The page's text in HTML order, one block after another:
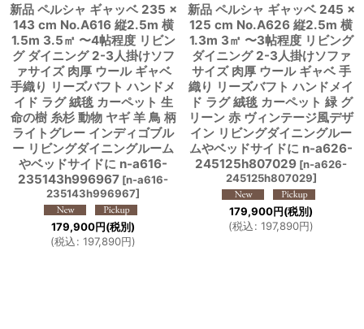
新品 ペルシャ ギャッベ 235 ×
143 cm No.A616 縦2.5m 横
1.5m 3.5㎡ 〜4帖程度 リビン
グ ダイニング 2-3人掛けソフ
ァサイズ 肉厚 ウール ギャベ
手織り リーズバフト ハンドメ
イド ラグ 絨毯 カーペット 生
命の樹 糸杉 動物 ヤギ 羊 鳥 柄
ライトグレー インディゴブル
ー リビングダイニングルーム
やベッドサイドに n-a616-
235143h996967 [n-a616-
235143h996967]
179,900円(税別)
(税込: 197,890円)
新品 ペルシャ ギャッベ 245 ×
125 cm No.A626 縦2.5m 横
1.3m 3㎡ 〜3帖程度 リビング
ダイニング 2-3人掛けソファ
サイズ 肉厚 ウール ギャベ 手
織り リーズバフト ハンドメイ
ド ラグ 絨毯 カーペット 緑 グ
リーン 赤 ヴィンテージ風デザ
イン リビングダイニングルー
ムやベッドサイドに n-a626-
245125h807029 [n-a626-
245125h807029]
179,900円(税別)
(税込: 197,890円)